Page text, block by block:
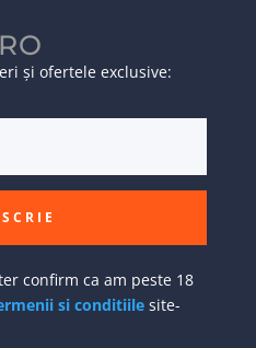
și ofertele exclusive:
confirm ca am peste 18
si conditiilesite-